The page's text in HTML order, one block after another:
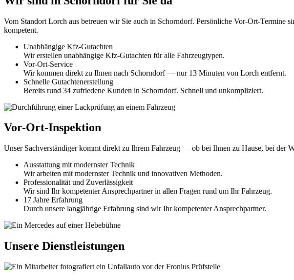
Vom Standort Lorch aus betreuen wir Sie auch in Schorndorf. Persönliche Vor-Ort-Termine
kompetent.
Unabhängige Kfz-Gutachten
Wir erstellen unabhängige Kfz-Gutachten für alle Fahrzeugtypen.
Vor-Ort-Service
Wir kommen direkt zu Ihnen nach Schorndorf — nur 13 Minuten von Lorch entfernt.
Schnelle Gutachtenerstellung
Bereits rund 34 zufriedene Kunden in Schorndorf. Schnell und unkompliziert.
Vor-Ort-Inspektion
Unser Sachverständiger kommt direkt zu Ihrem Fahrzeug — ob bei Ihnen zu Hause, bei der
Ausstattung mit modernster Technik
Wir arbeiten mit modernster Technik und innovativen Methoden.
Professionalität und Zuverlässigkeit
Wir sind Ihr kompetenter Ansprechpartner in allen Fragen rund um Ihr Fahrzeug.
17 Jahre Erfahrung
Durch unsere langjährige Erfahrung sind wir Ihr kompetenter Ansprechpartner.
Unsere Dienstleistungen